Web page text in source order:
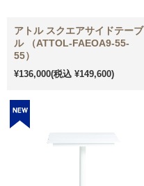
アトル スクエアサイドテーブ
ル （ATTOL-FAEOA9-55-
55）
¥136,000(税込 ¥149,600)